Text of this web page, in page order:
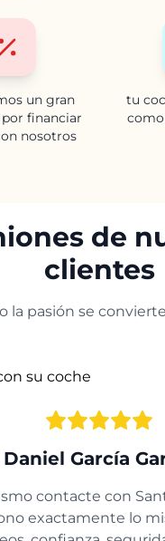
un gran
financiar
nosotros
tu
de
clientes
la pasión se
Daniel García
contacte con
exactamente lo